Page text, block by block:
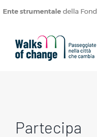
Salta
contenuto
Partecipa